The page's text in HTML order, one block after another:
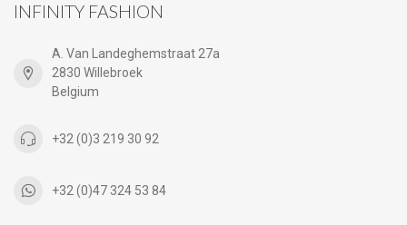
INFINITY FASHION
A. Van Landeghemstraat 27a
2830 Willebroek
Belgium
+32 (0)3 219 30 92
+32 (0)47 324 53 84